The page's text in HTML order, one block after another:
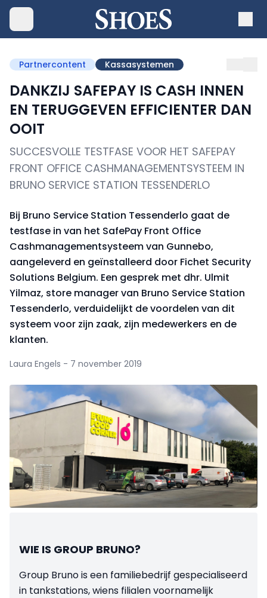
Partnercontent Kassasystemen
DANKZIJ SAFEPAY IS CASH INNEN
EN TERUGGEVEN EFFICIENTER DAN
OOIT
SUCCESVOLLE TESTFASE VOOR HET SAFEPAY
FRONT OFFICE CASHMANAGEMENTSYSTEEM IN
BRUNO SERVICE STATION TESSENDERLO
Bij Bruno Service Station Tessenderlo gaat de
testfase in van het SafePay Front Office
Cashmanagementsysteem van Gunnebo,
aangeleverd en geïnstalleerd door Fichet Security
Solutions Belgium. Een gesprek met dhr. Ulmit
Yilmaz, store manager van Bruno Service Station
Tessenderlo, verduidelijkt de voordelen van dit
systeem voor zijn zaak, zijn medewerkers en de
klanten.
Laura Engels - 7 november 2019
WIE IS GROUP BRUNO?
Group Bruno is een familiebedrijf gespecialiseerd
in tankstations, wiens filialen voornamelijk